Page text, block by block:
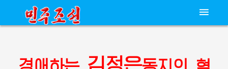
경애하는 김정은동지의
혁